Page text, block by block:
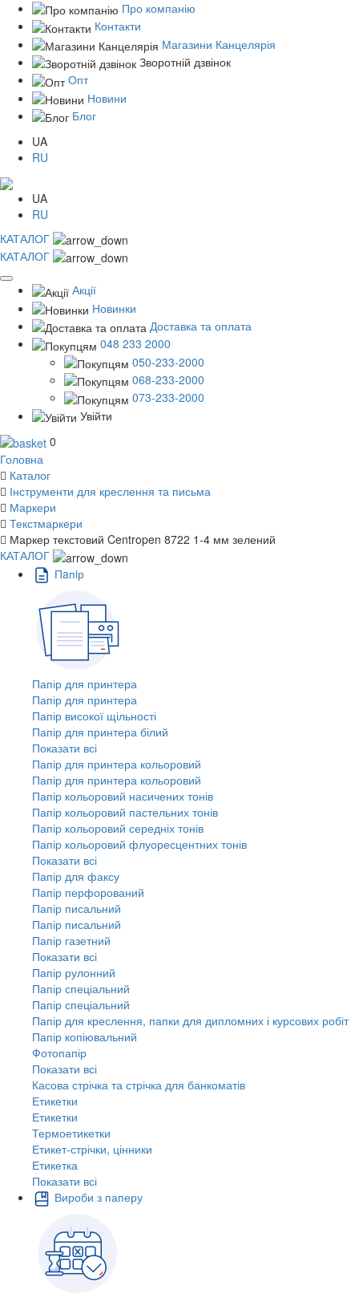
Про компанію
Контакти
Магазини Канцелярія
Зворотній дзвінок
Опт
Новини
Блог
UA
RU
UA
RU
КАТАЛОГ
КАТАЛОГ
Акції
Новинки
Доставка та оплата
048 233 2000
050-233-2000
068-233-2000
073-233-2000
Увійти
0
Головна
Каталог
Інструменти для креслення та письма
Маркери
Текстмаркери
Маркер текстовий Centropen 8722 1-4 мм зелений
КАТАЛОГ
Пaпiр
Папір для принтера
Папір для принтера
Папір високої щільності
Папір для принтера білий
Показати всі
Папір для принтера кольоровий
Папір для принтера кольоровий
Папір кольоровий насичених тонів
Папір кольоровий пастельних тонів
Папір кольоровий середніх тонів
Папір кольоровий флуоресцентних тонів
Показати всі
Папір для факсу
Папір перфорований
Папір писальний
Папір писальний
Папір газетний
Показати всі
Папір рулонний
Папір спеціальний
Папір спеціальний
Папір для креслення, папки для дипломних і курсових робіт
Папір копіювальний
Фотопапір
Показати всі
Касова стрічка та стрічка для банкоматів
Етикетки
Етикетки
Термоетикетки
Етикет-стрічки, цінники
Етикетка
Показати всі
Вироби з паперу